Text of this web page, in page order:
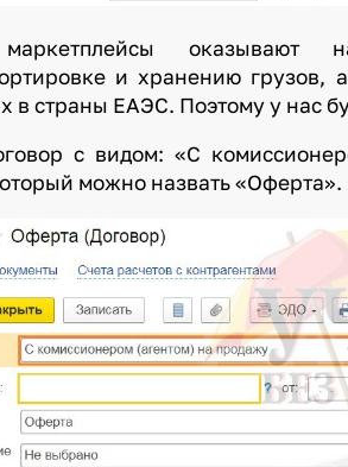
оказывают
и хранению
в страны ЕАЭС. Поэтому у нас
с видом: «С
можно назвать «Оферта».